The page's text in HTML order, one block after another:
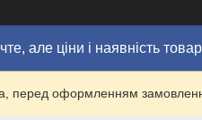
але ціни і наявність
перед оформленням